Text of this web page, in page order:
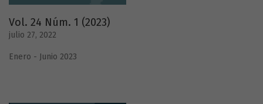
Vol. 24 Núm. 1 (2023)
julio 27, 2022
Enero - Junio 2023